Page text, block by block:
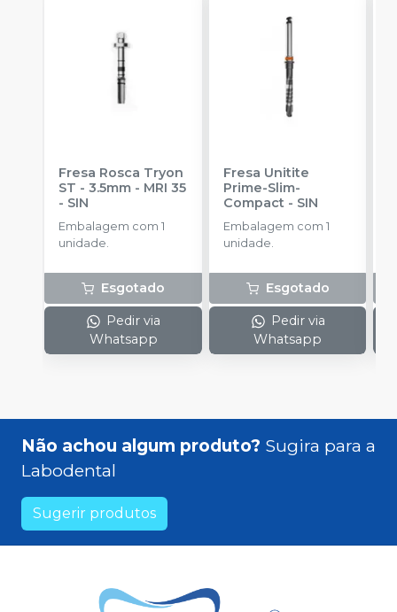
Fresa Rosca Tryon
ST - 3.5mm - MRI 35
- SIN
Embalagem com 1
unidade.
Esgotado
Pedir via
Whatsapp
Fresa Unitite
Prime-Slim-
Compact- SIN
Embalagem com 1
unidade.
Esgotado
Pedir via
Whatsapp
Não achou algum produto? Sugira para a
Labodental
Sugerir produtos